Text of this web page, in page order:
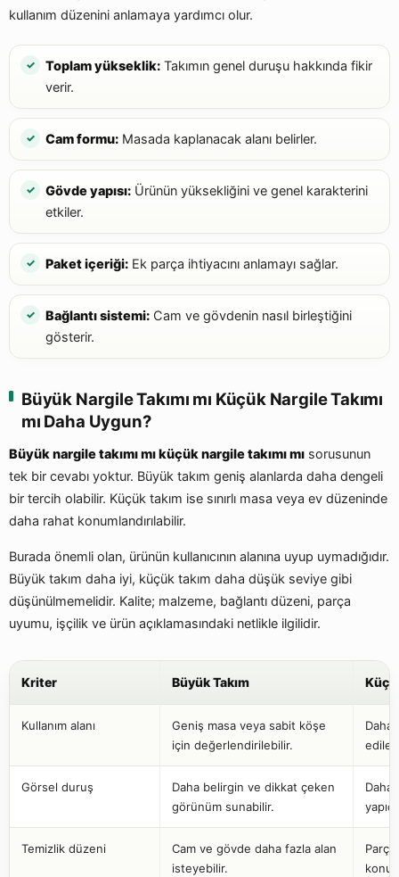
kullanım düzenini anlamaya yardımcı olur.
Toplam yükseklik: Takımın genel duruşu hakkında fikir
verir.
Cam formu: Masada kaplanacak alanı belirler.
Gövde yapısı: Ürünün yüksekliğini ve genel karakterini
etkiler.
Paket içeriği: Ek parça ihtiyacını anlamayı sağlar.
Bağlantı sistemi: Cam ve gövdenin nasıl birleştiğini
gösterir.
Büyük Nargile Takımı mı Küçük Nargile Takımı
mı Daha Uygun?
Büyük nargile takımı mı küçük nargile takımı mı sorusunun
tek bir cevabı yoktur. Büyük takım geniş alanlarda daha dengeli
bir tercih olabilir. Küçük takım ise sınırlı masa veya ev düzeninde
daha rahat konumlandırılabilir.
Burada önemli olan, ürünün kullanıcının alanına uyup uymadığıdır.
Büyük takım daha iyi, küçük takım daha düşük seviye gibi
düşünülmemelidir. Kalite; malzeme, bağlantı düzeni, parça
uyumu, işçilik ve ürün açıklamasındaki netlikle ilgilidir.
Kriter Büyük Takım
Kullanım alanı
Geniş masa veya sabit köşe
için değerlendirilebilir.
Daha
Görsel duruş
Daha belirgin ve dikkat çeken
görünüm sunabilir.
Daha
Temizlik düzeni
Cam ve gövde daha fazla alan
isteyebilir.